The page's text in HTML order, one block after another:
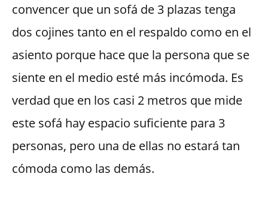
convencer que un sofá de 3 plazas tenga
dos cojines tanto en el respaldo como en el
asiento porque hace que la persona que se
siente en el medio esté más incómoda. Es
verdad que en los casi 2 metros que mide
este sofá hay espacio suficiente para 3
personas, pero una de ellas no estará tan
cómoda como las demás.